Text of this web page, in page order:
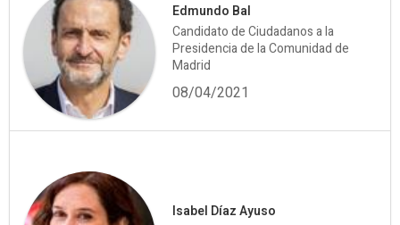
Edmundo Bal
Candidato de Ciudadanos a la
Presidencia de la Comunidad de
Madrid
08/04/2021
Isabel Díaz Ayuso